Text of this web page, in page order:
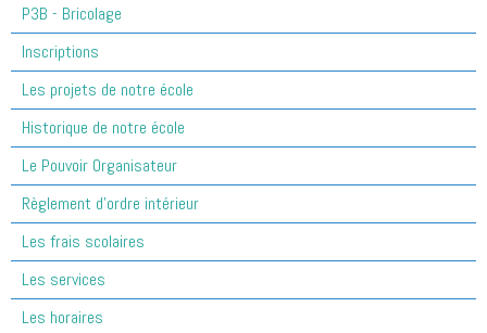
P3B - Bricolage
Inscriptions
Les projets de notre école
Historique de notre école
Le Pouvoir Organisateur
Règlement d'ordre intérieur
Les frais scolaires
Les services
Les horaires